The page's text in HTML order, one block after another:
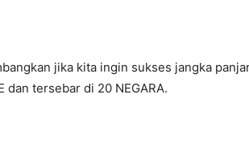
jika kita ingin sukses jangka
dan tersebar di 20 NEGARA.